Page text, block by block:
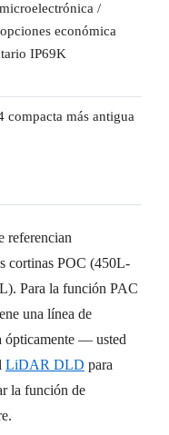
/
económica
IP69K
compacta más antigua
referencian
cortinas POC (450L-
Para la función PAC
una línea de
ópticamente — usted
LiDAR DLD para
la función de